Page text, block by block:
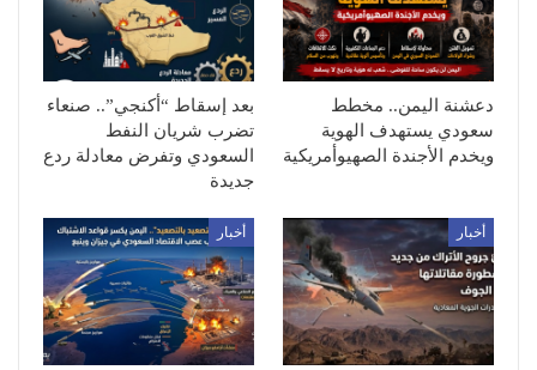
دعشنة اليمن.. مخطط
سعودي يستهدف الهوية
ويخدم الأجندة الصهيوأمريكية
بعد إسقاط “أكنجي”.. صنعاء
تضرب شريان النفط
السعودي وتفرض معادلة ردع
جديدة
أخبار أخبار